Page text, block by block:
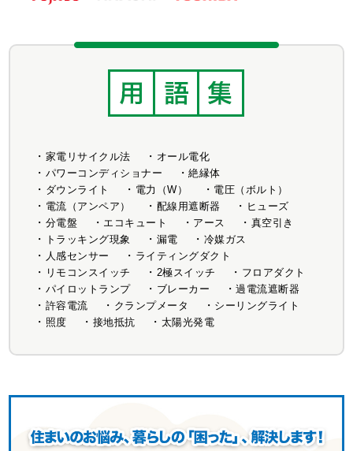
家電リサイクル法
オール電化
パワーコンディショナー
絶縁体
ダウンライト
電力（W）
電圧（ボルト）
電流（アンペア）
配線用遮断器
ヒューズ
分電盤
エコキュート アース
真空引き
トラッキング現象
漏電
冷媒ガス
人感センサー
ライティングダクト
リモコンスイッチ
2極スイッチ
フロアダクト
パイロットランプ
ブレーカー
過電流遮断器
許容電流
クランプメータ
シーリングライト
照度
接地抵抗 太陽光発電